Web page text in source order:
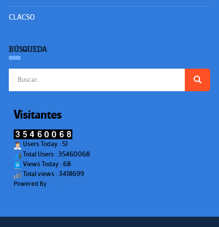
CLACSO
BÚSQUEDA
Visitantes
Users Today : 51
Total Users : 35460068
Views Today : 68
Total views : 3418699
Powered By